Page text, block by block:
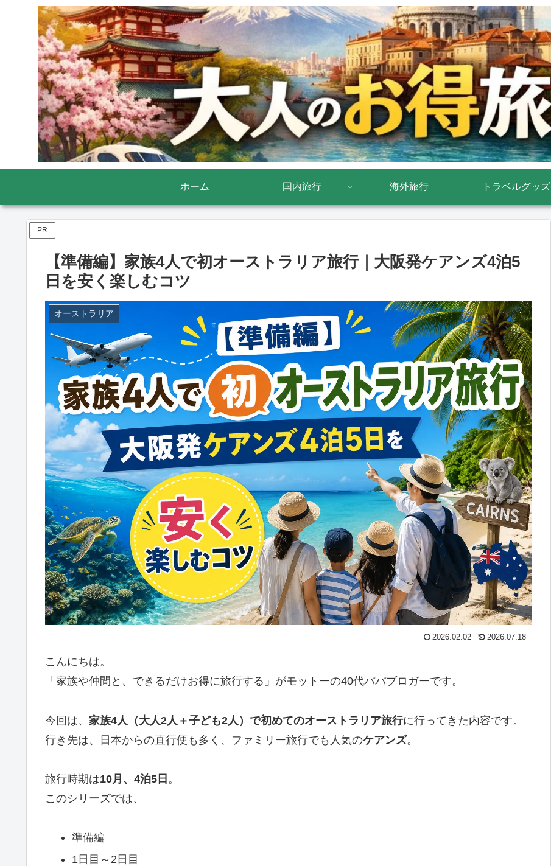
ホーム 国内旅行 海外旅行 トラベルグッズ
PR
【準備編】家族4人で初オーストラリア旅行｜大阪発ケアンズ4泊5
日を安く楽しむコツ
オーストラリア
2026.02.02 2026.07.18
こんにちは。
「家族や仲間と、できるだけお得に旅行する」がモットーの40代パパブロガーです。
今回は、 家族4人（大人2人＋子ども2人）で初めてのオーストラリア旅行に行ってきた内容です。
行き先は、日本からの直行便も多く、ファミリー旅行でも人気のケアンズ。
旅行時期は10月、4泊5日 。
このシリーズでは、
準備編
1日目～2日目